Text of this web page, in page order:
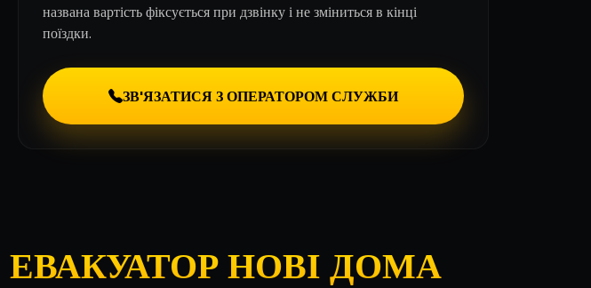
названа вартість фіксується при дзвінку і не зміниться в кінці
поїздки.
ЗВ'ЯЗАТИСЯ З ОПЕРАТОРОМ СЛУЖБИ
ЕВАКУАТОР НОВІ ДОМА